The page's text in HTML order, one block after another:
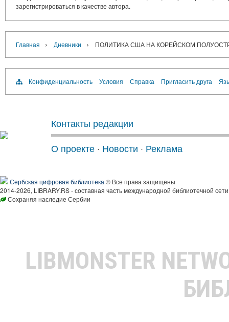
зарегистрироваться в качестве автора.
Главная › Дневники › ПОЛИТИКА США НА КОРЕЙСКОМ
Конфиденциальность Условия Справка Пригласить друга
Контакты редакции
О проекте · Новости · Реклама
Сербская цифровая библиотека © Все права защищены
2014-2026, LIBRARY.RS - составная часть международной библиотечной
Сохраняя наследие Сербии
LIBMONSTER